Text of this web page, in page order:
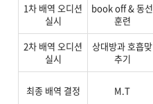
1차 배역 오디션
실시
book off & 동선
훈련
2차 배역 오디션
실시
상대방과 호흡맞
추기
최종 배역 결정 M.T